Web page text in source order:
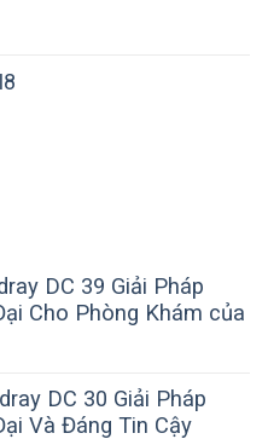
DC 39 Giải Pháp
Cho Phòng Khám của
DC 30 Giải Pháp
Và Đáng Tin Cậy